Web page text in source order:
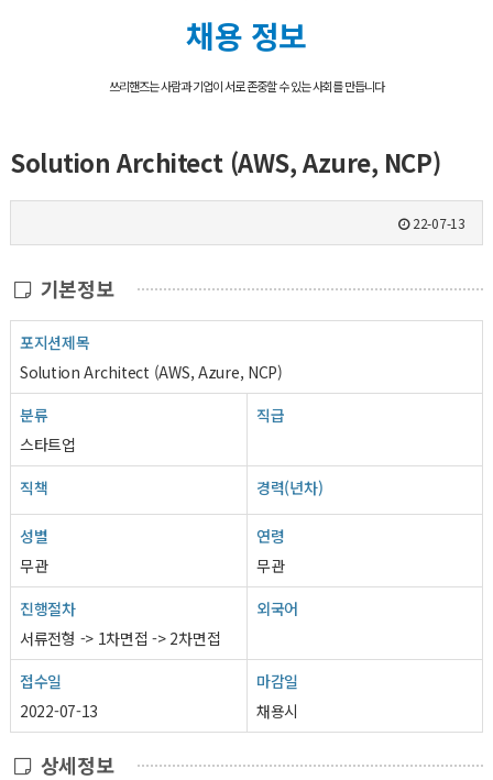
채용 정보
쓰리핸즈는 사람과 기업이 서로 존중할 수 있는 사회를 만듭니다
Solution Architect (AWS, Azure, NCP)
22-07-13
기본정보
포지션제목
Solution Architect (AWS, Azure, NCP)
분류
스타트업
직급
직책 경력(년차)
성별
무관
연령
무관
진행절차
서류전형 -> 1차면접 -> 2차면접
외국어
접수일
2022-07-13
마감일
채용시
상세정보